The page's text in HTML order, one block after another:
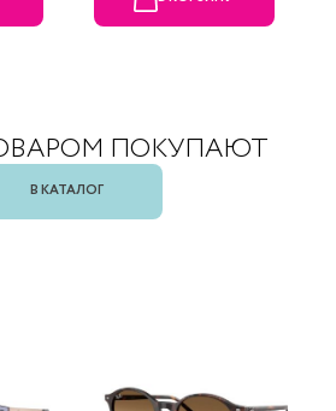
ПОКУПАЮТ
В КАТАЛОГ